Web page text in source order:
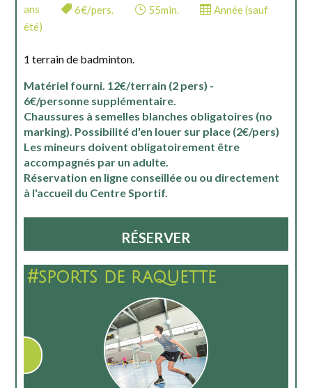
#sports de raquette
ans
6€/pers. 55min.
Année (sauf
été)
1 terrain de badminton.
Matériel fourni. 12€/terrain (2 pers) -
6€/personne supplémentaire.
Chaussures à semelles blanches obligatoires (no
marking). Possibilité d'en louer sur place (2€/pers)
Les mineurs doivent obligatoirement être
accompagnés par un adulte.
Réservation en ligne conseillée ou ou directement
à l'accueil du Centre Sportif.
RÉSERVER